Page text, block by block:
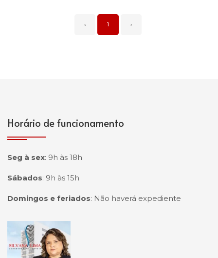
‹ 1 ›
Horário de funcionamento
Seg à sex: 9h às 18h
Sábados: 9h às 15h
Domingos e feriados: Não haverá expediente
Página inicial